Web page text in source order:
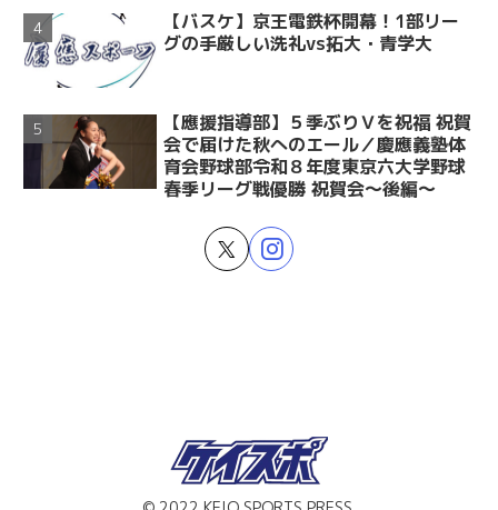
【バスケ】京王電鉄杯開幕！1部リー
グの手厳しい洗礼vs拓大・青学大
【應援指導部】５季ぶりＶを祝福 祝賀
会で届けた秋へのエール／慶應義塾体
育会野球部令和８年度東京六大学野球
春季リーグ戦優勝 祝賀会～後編～